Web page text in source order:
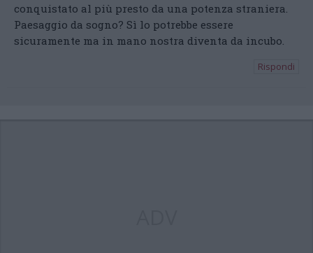
conquistato al più presto da una potenza straniera.
Paesaggio da sogno? Sì lo potrebbe essere
sicuramente ma in mano nostra diventa da incubo.
Rispondi